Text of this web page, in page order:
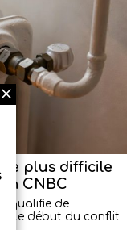
le plus difficile
CNBC
qualifie de
le début du conflit